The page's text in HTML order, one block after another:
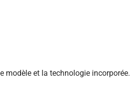
modèle et la technologie incorporée.